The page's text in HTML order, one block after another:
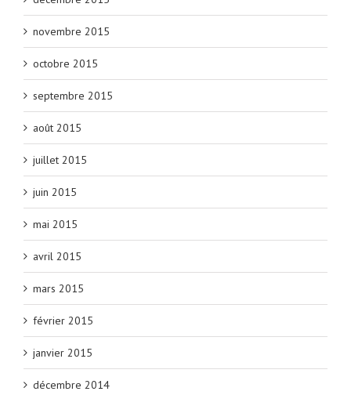
novembre 2015
octobre 2015
septembre 2015
août 2015
juillet 2015
juin 2015
mai 2015
avril 2015
mars 2015
février 2015
janvier 2015
décembre 2014